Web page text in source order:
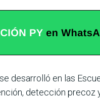
desarrolló en las
detección